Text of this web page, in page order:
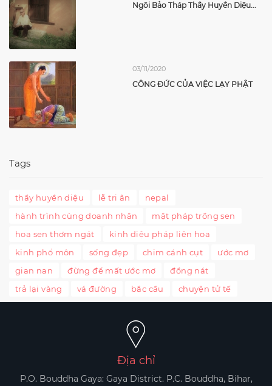
Ngôi Bảo Tháp Thầy Huyền Diệu...
03/11/2020
CÔNG ĐỨC CỦA VIỆC LẠY PHẬT
Tags
thầy huyền diệu lễ tri ân
nepal
hành trình cùng doanh nhân
mật pháp trồng sen
hoa sen thơm ngát
kinh diệu pháp liên hoa
kinh phổ môn
sống đẹp chim cánh cụt
ước mơ
gian nan
đừng để mất ước mơ
đồng nát
trả lại vàng
vá đường bắc cầu chuyện tử tế
Địa chỉ
P.O. Bouddha Gaya: Gaya District. P.C. Bouddha, Bihar,